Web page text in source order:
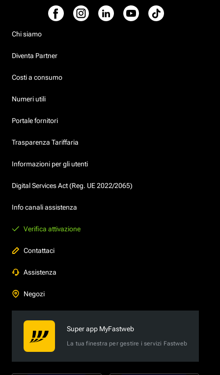
Chi siamo
Diventa Partner
Costi a consumo
Numeri utili
Portale fornitori
Trasparenza Tariffaria
Informazioni per gli utenti
Digital Services Act (Reg. UE 2022/2065)
Info canali assistenza
Verifica attivazione
Contattaci
Assistenza
Negozi
Super app MyFastweb
La tua finestra per gestire i servizi Fastweb